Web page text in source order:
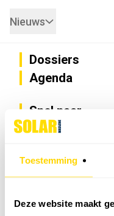
Toestemming
Deze website maakt
Nieuws
Dossiers
Agenda
Snel naar
Privacy
Nieuwsbrief
Vacatures